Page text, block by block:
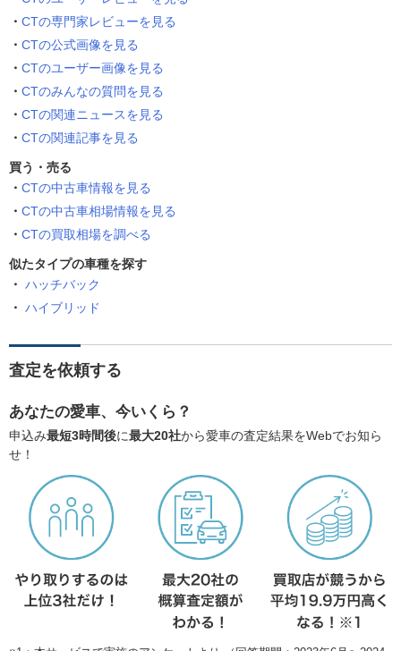
CTの専門家レビューを見る
CTの公式画像を見る
CTのユーザー画像を見る
CTのみんなの質問を見る
CTの関連ニュースを見る
CTの関連記事を見る
買う・売る
CTの中古車情報を見る
CTの中古車相場情報を見る
CTの買取相場を調べる
似たタイプの車種を探す
ハッチバック
ハイブリッド
査定を依頼する
あなたの愛車、今いくら？
申込み最短3時間後に最大20社から愛車の査定結果をWebでお知ら
せ！